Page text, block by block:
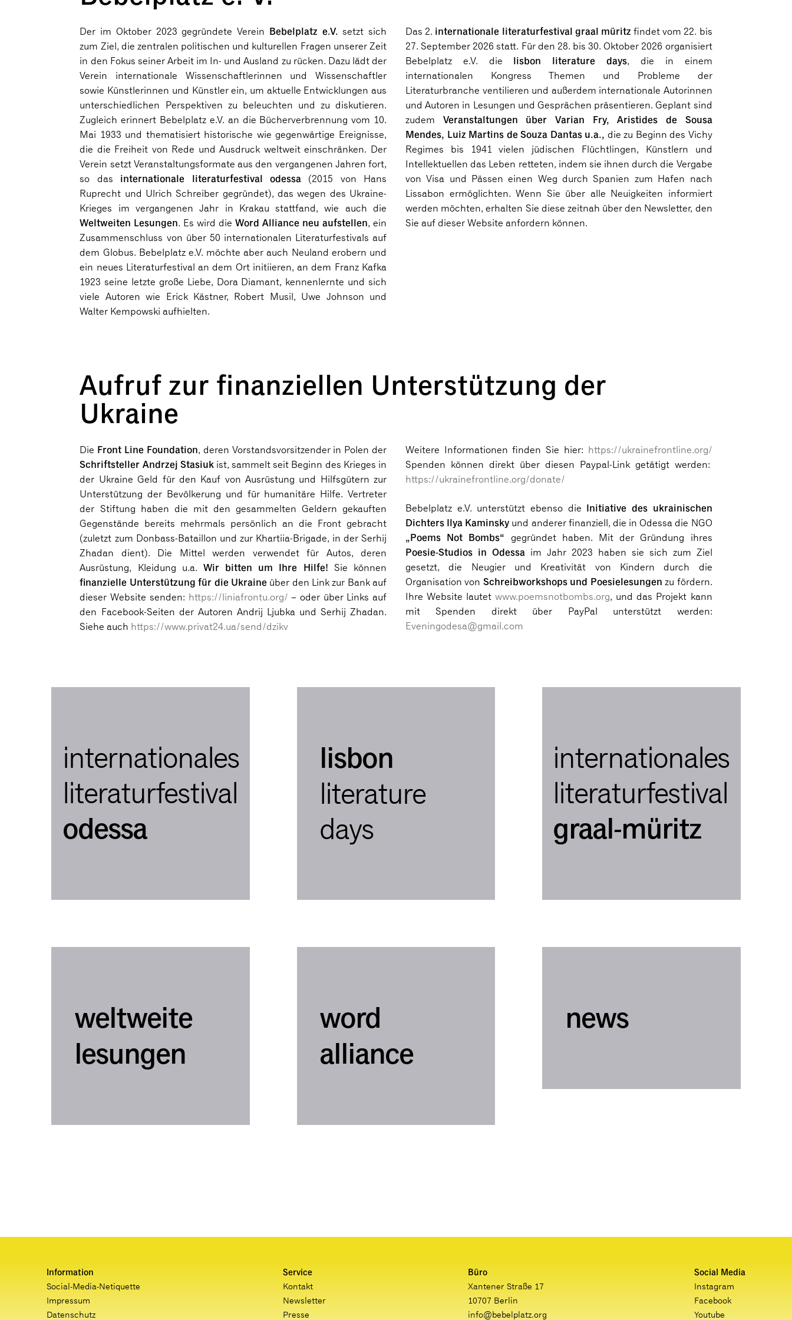
Der im Oktober 2023 gegründete Verein Bebelplatz e.V. setzt sich
zum Ziel, die zentralen politischen und kulturellen Fragen unserer Zeit
in den Fokus seiner Arbeit im In- und Ausland zu rücken. Dazu lädt der
Verein internationale Wissenschaftlerinnen und Wissenschaftler
sowie Künstlerinnen und Künstler ein, um aktuelle Entwicklungen aus
unterschiedlichen Perspektiven zu beleuchten und zu diskutieren.
Zugleich erinnert Bebelplatz e.V. an die Bücherverbrennung vom 10.
Mai 1933 und thematisiert historische wie gegenwärtige Ereignisse,
die die Freiheit von Rede und Ausdruck weltweit einschränken. Der
Verein setzt Veranstaltungsformate aus den vergangenen Jahren fort,
so das internationale literaturfestival odessa(2015 von Hans
Ruprecht und Ulrich Schreiber gegründet), das wegen des Ukraine-
Krieges im vergangenen Jahr in Krakau stattfand, wie auch die
Weltweiten Lesungen. Es wird dieWord Alliance neu aufstellen, ein
Zusammenschluss von über 50 internationalen Literaturfestivals auf
dem Globus. Bebelplatz e.V. möchte aber auch Neuland erobern und
ein neues Literaturfestival an dem Ort initiieren, an dem Franz Kafka
1923 seine letzte große Liebe, Dora Diamant, kennenlernte und sich
viele Autoren wie Erick Kästner, Robert Musil, Uwe Johnson und
Walter Kempowski aufhielten.
Das 2. internationale literaturfestival graal müritz findet vom 22. bis
27. September 2026 statt. Für den 28. bis 30. Oktober 2026 organisiert
Bebelplatz e.V. die lisbon literature days, die in einem
internationalen Kongress Themen und Probleme der
Literaturbranche ventilieren und außerdem internationale Autorinnen
und Autoren in Lesungen und Gesprächen präsentieren. Geplant sind
zudem Veranstaltungen über Varian Fry, Aristides de Sousa
Mendes, Luiz Martins de Souza Dantas u.a., die zu Beginn des Vichy
Regimes bis 1941 vielen jüdischen Flüchtlingen, Künstlern und
Intellektuellen das Leben retteten, indem sie ihnen durch die Vergabe
von Visa und Pässen einen Weg durch Spanien zum Hafen nach
Lissabon ermöglichten. Wenn Sie über alle Neuigkeiten informiert
werden möchten, erhalten Sie diese zeitnah über den Newsletter, den
Sie auf dieser Website anfordern können.
Aufruf zur finanziellen Unterstützung der
Ukraine
Die Front Line Foundation, deren Vorstandsvorsitzender in Polen der
Schriftsteller Andrzej Stasiukist, sammelt seit Beginn des Krieges in
der Ukraine Geld für den Kauf von Ausrüstung und Hilfsgütern zur
Unterstützung der Bevölkerung und für humanitäre Hilfe. Vertreter
der Stiftung haben die mit den gesammelten Geldern gekauften
Gegenstände bereits mehrmals persönlich an die Front gebracht
(zuletzt zum Donbass-Bataillon und zur Khartiia-Brigade, in der Serhij
Zhadan dient). Die Mittel werden verwendet für Autos, deren
Ausrüstung, Kleidung u.a. Wir bitten um Ihre Hilfe! Sie können
finanzielle Unterstützung für die Ukraineüber den Link zur Bank auf
dieser Website senden: https://liniafrontu.org/ – oder über Links auf
den Facebook-Seiten der Autoren Andrij Ljubka und Serhij Zhadan.
Siehe auch https://www.privat24.ua/send/dzikv
Weitere Informationen finden Sie hier: https://ukrainefrontline.org/
Spenden können direkt über diesen Paypal-Link getätigt werden:
https://ukrainefrontline.org/donate/
Bebelplatz e.V. unterstützt ebenso die Initiative des ukrainischen
Dichters Ilya Kaminsky und anderer finanziell, die in Odessa die NGO
„Poems Not Bombs“ gegründet haben. Mit der Gründung ihres
Poesie-Studios in Odessaim Jahr 2023 haben sie sich zum Ziel
gesetzt, die Neugier und Kreativität von Kindern durch die
Organisation von Schreibworkshops und Poesielesungen zu fördern.
Ihre Website lautetwww.poemsnotbombs.org, und das Projekt kann
mit Spenden direkt über PayPal unterstützt werden:
Eveningodesa@gmail.com
internationales
literaturfestival
odessa
lisbon
literature
days
internationales
literaturfestival
graal-müritz
weltweite
lesungen
word
alliance
news
Information
Social-Media-Netiquette
Impressum
Datenschutz
Service
Kontakt
Newsletter
Presse
Büro
Xantener Straße 17
10707 Berlin
info@bebelplatz.org
Social Media
Instagram
Facebook
Youtube